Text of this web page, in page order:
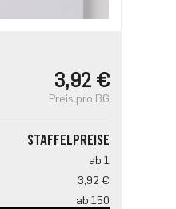
3,92 €
Preis pro BG
STAFFELPREISE
ab 1
3,92 €
ab 150